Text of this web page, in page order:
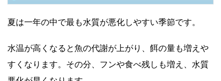
夏は一年の中で最も水質が悪化しやすい季節です。
水温が高くなると魚の代謝が上がり、餌の量も増えや
すくなります。その分、フンや食べ残しも増え、水質